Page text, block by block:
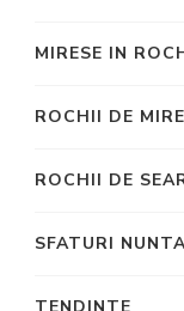
MIRESE IN
ROCHII DE
ROCHII DE
SFATURI